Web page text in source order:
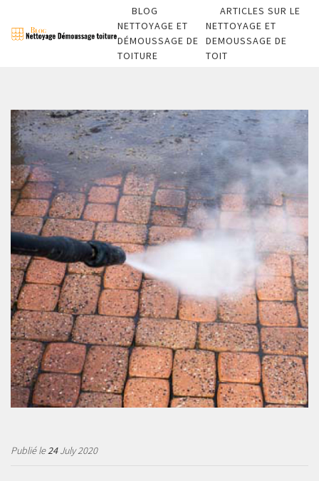
BLOG
NETTOYAGE ET
DÉMOUSSAGE DE
TOITURE
ARTICLES SUR LE
NETTOYAGE ET
DEMOUSSAGE DE
TOIT
Publié le24July 2020